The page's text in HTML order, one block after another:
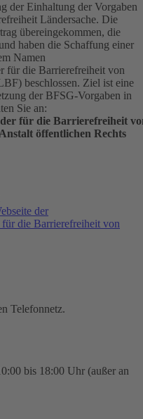
der Einhaltung der Vorgaben
Ländersache. Die
übereingekommen, die
haben die Schaffung einer
Namen
für die Barrierefreiheit von
beschlossen. Ziel ist eine
der BFSG-Vorgaben in
Sie an:
für die Barrierefreiheit
öffentlichen Rechts
der
die Barrierefreiheit von
Telefonnetz.
bis 18:00 Uhr (außer an